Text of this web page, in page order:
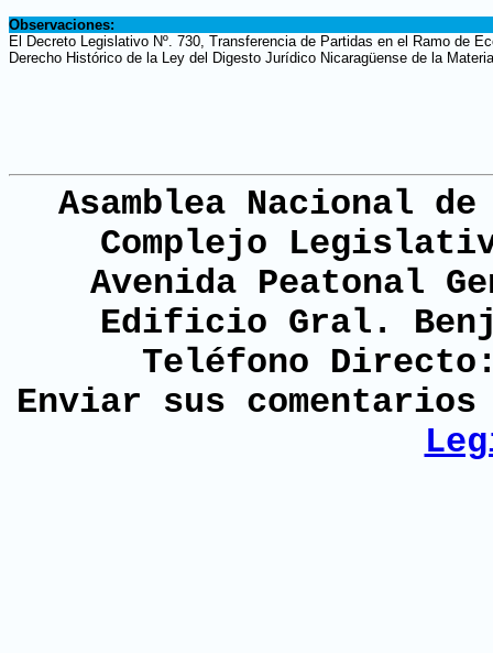
Observaciones:
El Decreto Legislativo Nº. 730, Transferencia de Partidas en el Ramo de
Derecho Histórico de la Ley del Digesto Jurídico Nicaragüense de la
Asamblea Nacional
Complejo
Avenida Peatonal
Edificio Gral.
Teléfono
Enviar sus